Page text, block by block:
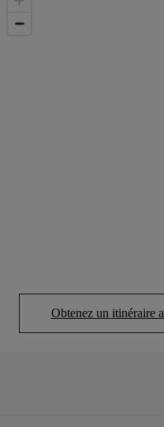
Obtenez un itinéraire